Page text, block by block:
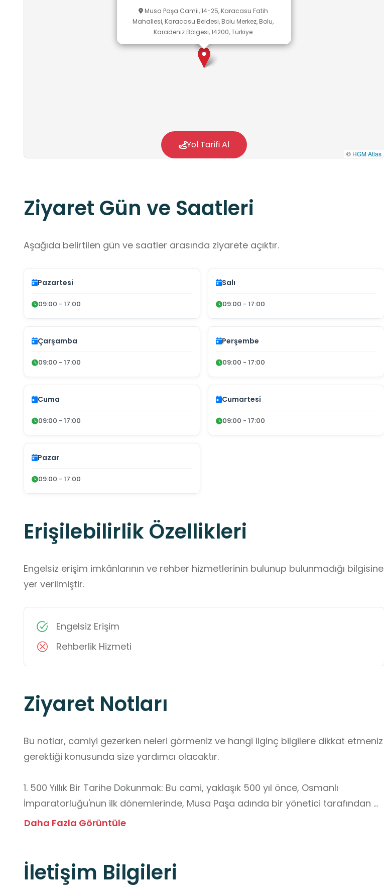
Musa Paşa Camii, 14-25, Karacasu Fatih
Mahallesi, Karacasu Beldesi, Bolu Merkez, Bolu,
Karadeniz Bölgesi, 14200, Türkiye
© HGM Atlas
Yol Tarifi Al
Ziyaret Gün ve Saatleri
Aşağıda belirtilen gün ve saatler arasında ziyarete açıktır.
Pazartesi
09:00 - 17:00
Salı
09:00 - 17:00
Çarşamba
09:00 - 17:00
Perşembe
09:00 - 17:00
Cuma
09:00 - 17:00
Cumartesi
09:00 - 17:00
Pazar
09:00 - 17:00
Erişilebilirlik Özellikleri
Engelsiz erişim imkânlarının ve rehber hizmetlerinin bulunup bulunmadığı bilgisine
yer verilmiştir.
Engelsiz Erişim
Rehberlik Hizmeti
Ziyaret Notları
Bu notlar, camiyi gezerken neleri görmeniz ve hangi ilginç bilgilere dikkat etmeniz
gerektiği konusunda size yardımcı olacaktır.
1. 500 Yıllık Bir Tarihe Dokunmak: Bu cami, yaklaşık 500 yıl önce, Osmanlı
İmparatorluğu'nun ilk dönemlerinde, Musa Paşa adında bir yönetici tarafından
yaptırılmıştır. Neredeyse bir tarih kitabının sayfalarında geziyor gibi
depremde hasar görmüş. Ama insanlar bu değerli yapıyı unutmamış ve 1960
yılında aslına uygun olarak yeniden inşa etmişler. Bu, tarihi eserlere nasıl sahip
Daha Fazla Görüntüle
İletişim Bilgileri